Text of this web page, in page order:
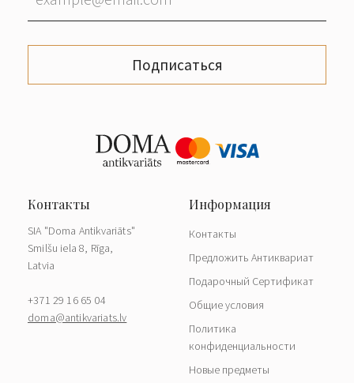
Подписаться
SIA "Doma Antikvariāts"
Smilšu iela 8, Rīga,
Latvia
+371 29 16 65 04
doma@antikvariats.lv
Контакты
Предложить Антиквариат
Подарочный Сертификат
Общие условия
Политика
конфиденциальности
Новые предметы